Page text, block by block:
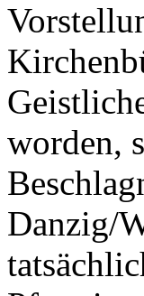
worden,
Danzig/